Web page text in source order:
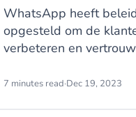
WhatsApp heeft
opgesteld om de
verbeteren en
Een belangrijke regel:
7 minutes read·Dec 19, 2023